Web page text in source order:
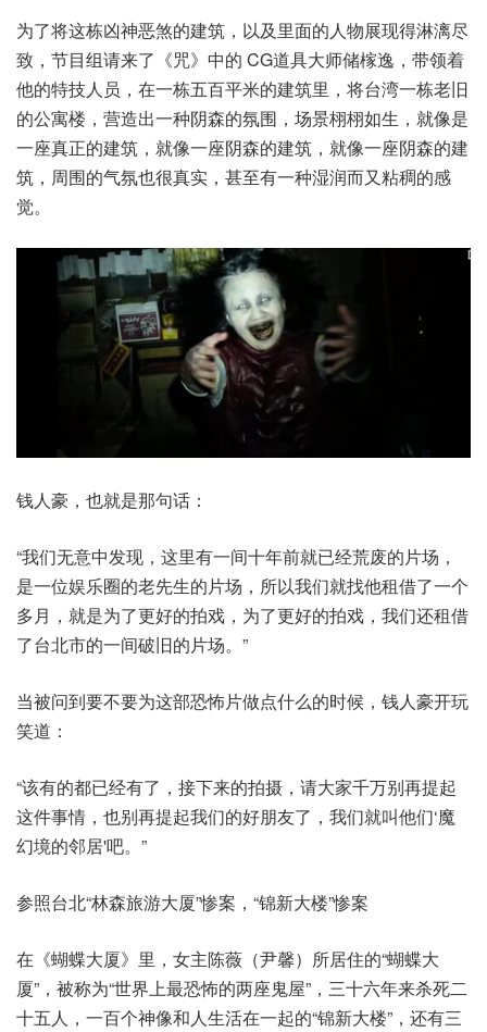
为了将这栋凶神恶煞的建筑，以及里面的人物展现得淋漓尽
致，节目组请来了《咒》中的 CG道具大师储榢逸，带领着
他的特技人员，在一栋五百平米的建筑里，将台湾一栋老旧
的公寓楼，营造出一种阴森的氛围，场景栩栩如生，就像是
一座真正的建筑，就像一座阴森的建筑，就像一座阴森的建
筑，周围的气氛也很真实，甚至有一种湿润而又粘稠的感
觉。
钱人豪，也就是那句话：
“我们无意中发现，这里有一间十年前就已经荒废的片场，
是一位娱乐圈的老先生的片场，所以我们就找他租借了一个
多月，就是为了更好的拍戏，为了更好的拍戏，我们还租借
了台北市的一间破旧的片场。”
当被问到要不要为这部恐怖片做点什么的时候，钱人豪开玩
笑道：
“该有的都已经有了，接下来的拍摄，请大家千万别再提起
这件事情，也别再提起我们的好朋友了，我们就叫他们‘魔
幻境的邻居'吧。”
参照台北“林森旅游大厦”惨案，“锦新大楼”惨案
在《蝴蝶大厦》里，女主陈薇（尹馨）所居住的“蝴蝶大
厦”，被称为“世界上最恐怖的两座鬼屋”，三十六年来杀死二
十五人，一百个神像和人生活在一起的“锦新大楼”，还有三